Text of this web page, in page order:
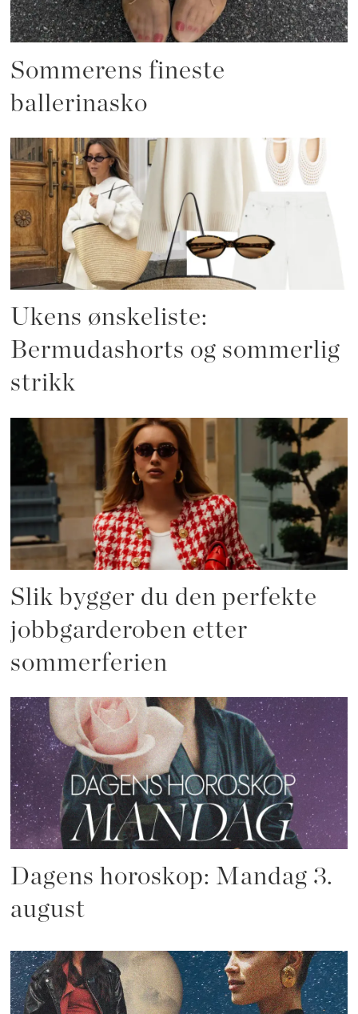
Sommerens fineste
ballerinasko
Ukens ønskeliste:
Bermudashorts og sommerlig
strikk
Slik bygger du den perfekte
jobbgarderoben etter
sommerferien
Dagens horoskop: Mandag 3.
august